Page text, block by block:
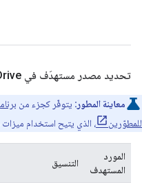
تحديد مصدر مستهدَف في Drive
معاينة المطور: يتوفّر كجزء من
للمطوّرين
، الذي يتيح استخدام ميزات
المورد
المستهدف
التنسيق